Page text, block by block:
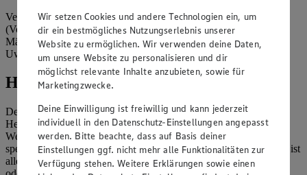
Vertretungsberechtigte: Rainer Huber (Sprecher)
(Vorstandsmitglied), Klaus Fickert (Vorstandsmitglied), Jürgen
Mäder (Vorstandsmitglied), Patrick Mogck (Vorstandsmitglied),
Uwe Kohler
Hinweise
Der Inhalt dieser Website ist urheberrechtlich geschützt. Der
Herausgeber gewährt Ihnen jedoch das Recht, den auf dieser
Website bereitgestellten Text ganz oder ausschnittsweise zu
speichern und zu vervielfältigen. Aus Gründen des Urheberrechts ist
allerdings die Speicherung und Vervielfältigung von Bildmaterial
Wir setzen Cookies und andere Technologien ein, um
dir ein bestmögliches Nutzungserlebnis unserer
Website zu ermöglichen. Wir verwenden deine Daten,
um unsere Website zu personalisieren und dir
möglichst relevante Inhalte anzubieten, sowie für
Marketingzwecke.
Deine Einwilligung ist freiwillig und kann jederzeit
individuell in den Datenschutz-Einstellungen angepasst
werden. Bitte beachte, dass auf Basis deiner
Einstellungen ggf. nicht mehr alle Funktionalitäten zur
Verfügung stehen. Weitere Erklärungen sowie einen